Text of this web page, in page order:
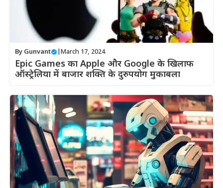
By Gunvant March 17, 2024
Epic Games का Apple और Google के खिलाफ
ऑस्ट्रेलिया में बाजार शक्ति के दुरुपयोग मुकाबला